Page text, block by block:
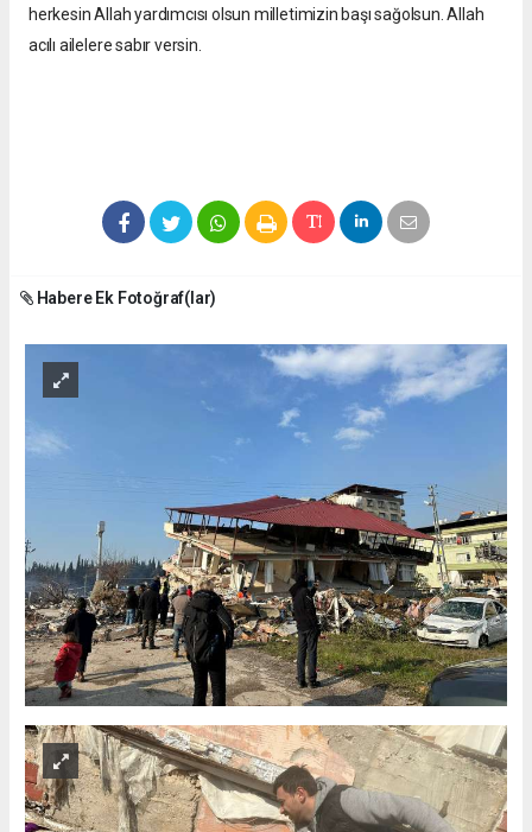
herkesin Allah yardımcısı olsun milletimizin başı sağolsun. Allah
acılı ailelere sabır versin.
Habere Ek Fotoğraf(lar)